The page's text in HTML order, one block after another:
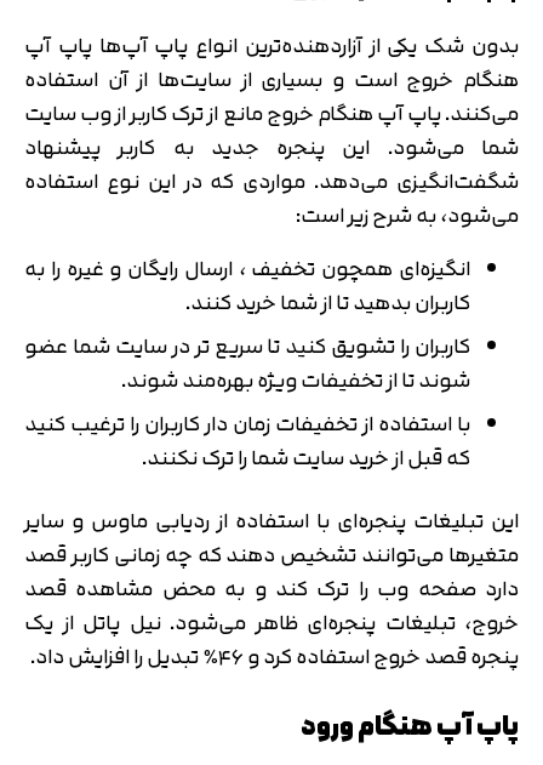
بدون شک یکی از آزاردهنده‌ترین انواع پاپ آپ‌ها پاپ آپ
هنگام خروج است و بسیاری از سایت‌ها از آن استفاده
می‌کنند. پاپ آپ هنگام خروج مانع از ترک کاربر از وب سایت
شما می‌شود. این پنجره جدید به کاربر پیشنهاد
شگفت‌انگیزی می‌دهد. مواردی که در این نوع استفاده
می‌شود، به شرح زیر است:
انگیزه‌ای همچون تخفیف ، ارسال رایگان و غیره را به
کاربران بدهید تا از شما خرید کنند.
کاربران را تشویق کنید تا سریع تر در سایت شما عضو
شوند تا از تخفیفات ویژه بهره‌مند شوند.
با استفاده از تخفیفات زمان دار کاربران را ترغیب کنید
که قبل از خرید سایت شما را ترک نکنند.
این تبلیغات پنجره‌ای با استفاده از ردیابی ماوس و سایر
متغیرها می‌توانند تشخیص دهند که چه زمانی کاربر قصد
دارد صفحه وب را ترک کند و به محض مشاهده قصد
خروج، تبلیغات پنجره‌ای ظاهر می‌شود. نیل پاتل از یک
پنجره قصد خروج استفاده کرد و ۴۶٪ تبدیل را افزایش داد.
پاپ آپ هنگام ورود